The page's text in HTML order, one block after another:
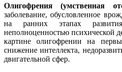
Олигофрения (умственная
заболевание, обусловленное
на ранних этапах
неполноценностью психической
картине олигофрении на
снижение интеллекта,
двигательной сфер.